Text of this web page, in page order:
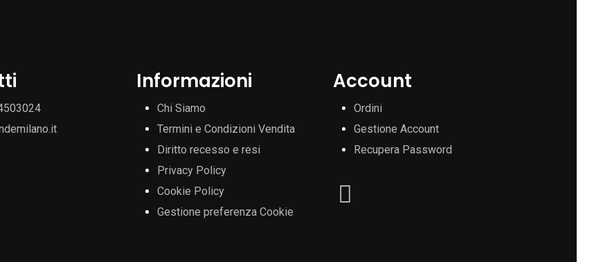
Informazioni
Chi Siamo
Termini e Condizioni Vendita
Diritto recesso e resi
Privacy Policy
Cookie Policy
Gestione preferenza Cookie
Account
Ordini
Gestione Account
Recupera Password